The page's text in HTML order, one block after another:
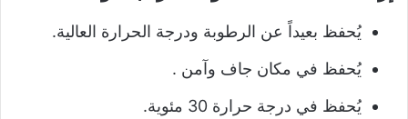
يُحفظ بعيداً عن الرطوبة ودرجة الحرارة العالية.
يُحفظ في مكان جاف وآمن .
يُحفظ في درجة حرارة 30 مئوية.